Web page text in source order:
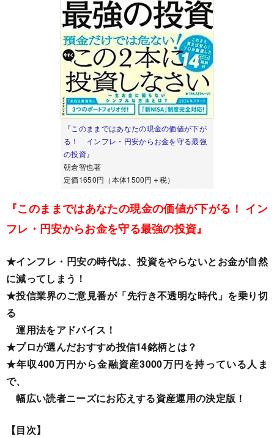
『 このままではあなたの現金の価値が下が
る！ インフレ・円安からお金を守る最強
の投資』
朝倉智也著
定価1650円（本体1500円＋税）
『このままではあなたの現金の価値が下がる！ イン
フレ・円安からお金を守る最強の投資』
★インフレ・円安の時代は、投資をやらないとお金が自然
に減ってしまう！
★投信業界のご意見番が「先行き不透明な時代」を乗り切
る
運用法をアドバイス ！
★プロが選んだおすすめ投信14銘柄とは？
★年収400万円から金融資産3000万円を持っている人ま
で、
幅広い読者ニーズにお応えする資産運用の決定版！
【目次】